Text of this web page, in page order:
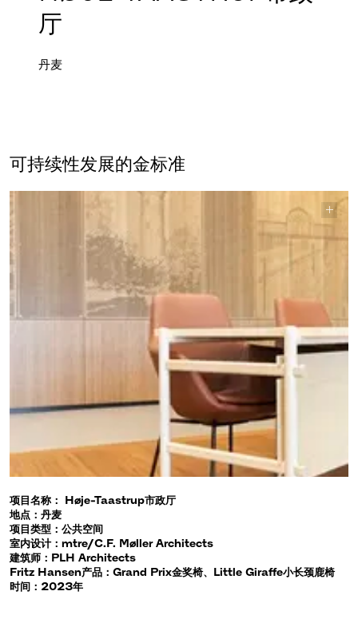
厅
丹麦
可持续性发展的金标准
项目名称： Høje-Taastrup市政厅
地点：丹麦
项目类型：公共空间
室内设计：mtre/C.F. Møller Architects
建筑师：PLH Architects
Fritz Hansen产品：Grand Prix金奖椅、Little Giraffe小长颈鹿椅
时间：2023年